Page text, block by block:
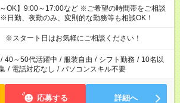
～17:00など ※ご希望の時間帯をご相談
日勤、夜勤のみ、変則的な勤務等も相談OK！
スタート日はお気軽にご相談ください！
/ 40～50代活躍中 / 服装自由 / シフト勤務 / 10名以
/ 電話対応なし / パソコンスキル不要
応募する 詳細へ